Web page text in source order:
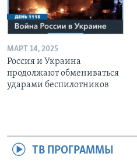
МАРТ 14, 2025
Россия и Украина
продолжают обмениваться
ударами беспилотников
ТВ ПРОГРАММЫ